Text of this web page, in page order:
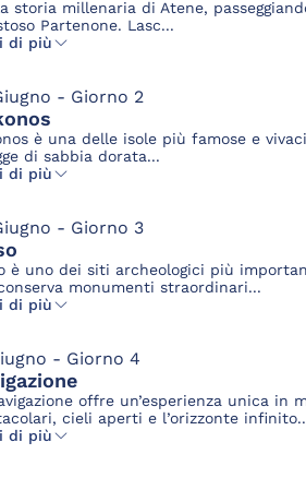
storia millenaria di Atene,
Partenone. Lasc...
di più
- Giorno 2
è una delle isole più famose e
di sabbia dorata...
di più
- Giorno 3
è uno dei siti archeologici più
monumenti straordinari...
di più
- Giorno 4
offre un’esperienza unica in
cieli aperti e l’orizzonte
di più